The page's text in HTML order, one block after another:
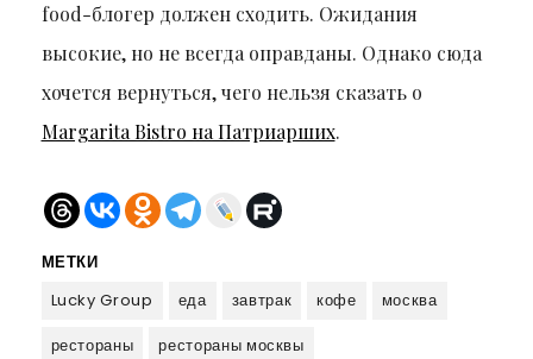
food-блогер должен сходить. Ожидания
высокие, но не всегда оправданы. Однако сюда
хочется вернуться, чего нельзя сказать о
Margarita Bistro на Патриарших.
МЕТКИ
Lucky Group
еда завтрак кофе
москва
рестораны
рестораны москвы